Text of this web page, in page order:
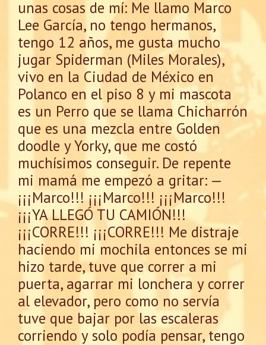
unas cosas de mí: Me llamo Marco
Lee García, no tengo hermanos,
tengo 12 años, me gusta mucho
jugar Spiderman (Miles Morales),
vivo en la Ciudad de México en
Polanco en el piso 8 y mi mascota
es un Perro que se llama Chicharrón
que es una mezcla entre Golden
doodle y Yorky, que me costó
muchísimos conseguir. De repente
mi mamá me empezó a gritar: —
¡¡¡Marco!!! ¡¡¡Marco!!! ¡¡¡Marco!!!
¡¡¡YA LLEGÓ TU CAMIÓN!!!
¡¡¡CORRE!!! ¡¡¡CORRE!!! Me distraje
haciendo mi mochila entonces se mi
hizo tarde, tuve que correr a mi
puerta, agarrar mi lonchera y correr
al elevador, pero como no servía
tuve que bajar por las escaleras
corriendo y solo podía pensar, tengo